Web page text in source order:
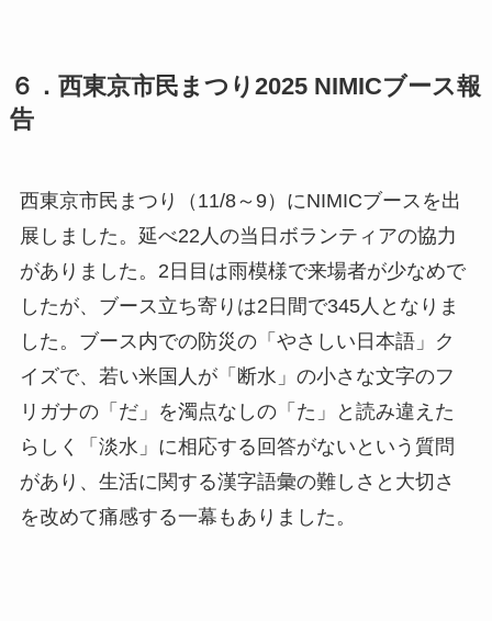
６．西東京市民まつり2025 NIMICブース報
告
西東京市民まつり（11/8～9）にNIMICブースを出
展しました。延べ22人の当日ボランティアの協力
がありました。2日目は雨模様で来場者が少なめで
したが、ブース立ち寄りは2日間で345人となりま
した。ブース内での防災の「やさしい日本語」ク
イズで、若い米国人が「断水」の小さな文字のフ
リガナの「だ」を濁点なしの「た」と読み違えた
らしく「淡水」に相応する回答がないという質問
があり、生活に関する漢字語彙の難しさと大切さ
を改めて痛感する一幕もありました。